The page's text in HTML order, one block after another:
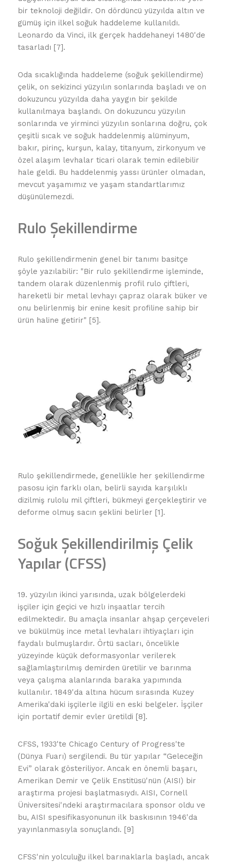
bir teknoloji değildir. On dördüncü yüzyılda altın ve
gümüş için ilkel soğuk haddeleme kullanıldı.
Leonardo da Vinci, ilk gerçek haddehaneyi 1480'de
tasarladı [7].
Oda sıcaklığında haddeleme (soğuk şekillendirme)
çelik, on sekizinci yüzyılın sonlarında başladı ve on
dokuzuncu yüzyılda daha yaygın bir şekilde
kullanılmaya başlandı. On dokuzuncu yüzyılın
sonlarında ve yirminci yüzyılın sonlarına doğru, çok
çeşitli sıcak ve soğuk haddelenmiş alüminyum,
bakır, pirinç, kurşun, kalay, titanyum, zirkonyum ve
özel alaşım levhalar ticari olarak temin edilebilir
hale geldi. Bu haddelenmiş yassı ürünler olmadan,
mevcut yaşamımız ve yaşam standartlarımız
düşünülemezdi.
Rulo Şekillendirme
Rulo şekillendirmenin genel bir tanımı basitçe
şöyle yazılabilir: "Bir rulo şekillendirme işleminde,
tandem olarak düzenlenmiş profil rulo çiftleri,
hareketli bir metal levhayı çapraz olarak büker ve
onu belirlenmiş bir enine kesit profiline sahip bir
ürün haline getirir" [5].
Rulo şekillendirmede, genellikle her şekillendirme
pasosu için farklı olan, belirli sayıda karşılıklı
dizilmiş rulolu mil çiftleri, bükmeyi gerçekleştirir ve
deforme olmuş sacın şeklini belirler [1].
Soğuk Şekillendirilmiş Çelik
Yapılar (CFSS)
19. yüzyılın ikinci yarısında, uzak bölgelerdeki
işçiler için geçici ve hızlı inşaatlar tercih
edilmektedir. Bu amaçla insanlar ahşap çerçeveleri
ve bükülmüş ince metal levhaları ihtiyaçları için
faydalı bulmuşlardır. Örtü sacları, öncelikle
yüzeyinde küçük deformasyonlar verilerek
sağlamlaştırılmış demirden üretilir ve barınma
veya çalışma alanlarında baraka yapımında
kullanılır. 1849'da altına hücum sırasında Kuzey
Amerika'daki işçilerle ilgili en eski belgeler. İşçiler
için portatif demir evler üretildi [8].
CFSS, 1933'te Chicago Century of Progress'te
(Dünya Fuarı) sergilendi. Bu tür yapılar “Geleceğin
Evi” olarak gösteriliyor. Ancak en önemli başarı,
Amerikan Demir ve Çelik Enstitüsü'nün (AISI) bir
araştırma projesi başlatmasıydı. AISI, Cornell
Üniversitesi'ndeki araştırmacılara sponsor oldu ve
bu, AISI spesifikasyonunun ilk baskısının 1946'da
yayınlanmasıyla sonuçlandı. [9]
CFSS'nin yolculuğu ilkel barınaklarla başladı, ancak